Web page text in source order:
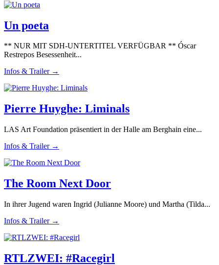
Un poeta
** NUR MIT SDH-UNTERTITEL VERFÜGBAR ** Óscar
Restrepos Besessenheit...
Infos & Trailer →
Pierre Huyghe: Liminals
LAS Art Foundation präsentiert in der Halle am Berghain eine...
Infos & Trailer →
The Room Next Door
In ihrer Jugend waren Ingrid (Julianne Moore) und Martha (Tilda...
Infos & Trailer →
RTLZWEI: #Racegirl